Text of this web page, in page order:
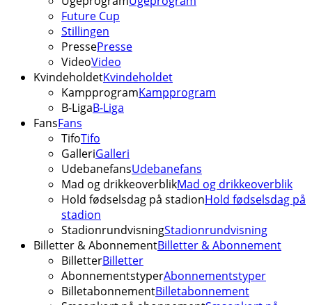
Future Cup
Stillingen
PressePresse
VideoVideo
KvindeholdetKvindeholdet
KampprogramKampprogram
B-LigaB-Liga
FansFans
TifoTifo
GalleriGalleri
UdebanefansUdebanefans
Mad og drikkeoverblikMad og drikkeoverblik
Hold fødselsdag på stadionHold fødselsdag på
stadion
StadionrundvisningStadionrundvisning
Billetter & AbonnementBilletter & Abonnement
BilletterBilletter
AbonnementstyperAbonnementstyper
BilletabonnementBilletabonnement